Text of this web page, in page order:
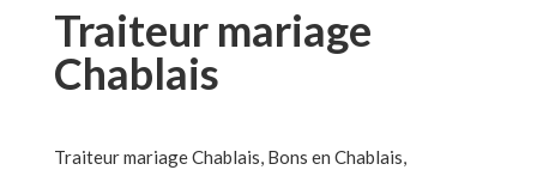
Traiteur mariage
Chablais
Traiteur mariage Chablais, Bons en Chablais,